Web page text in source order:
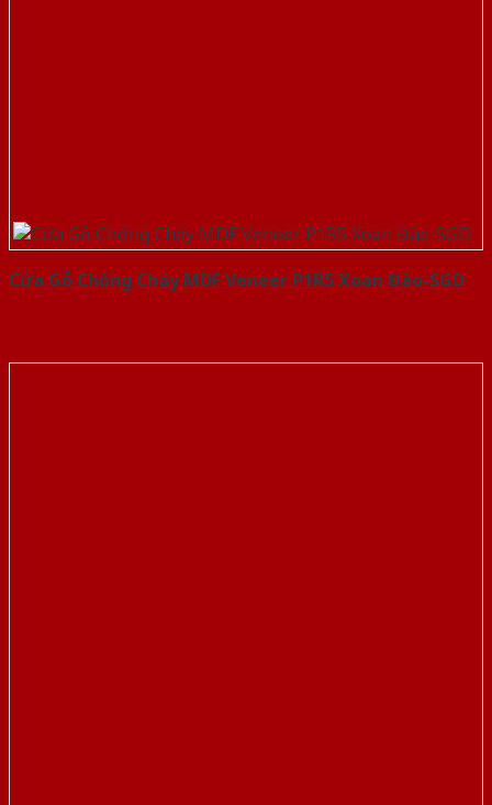
Cửa Gỗ Chống Cháy MDF Veneer P1R5 Xoan Đào-SGD